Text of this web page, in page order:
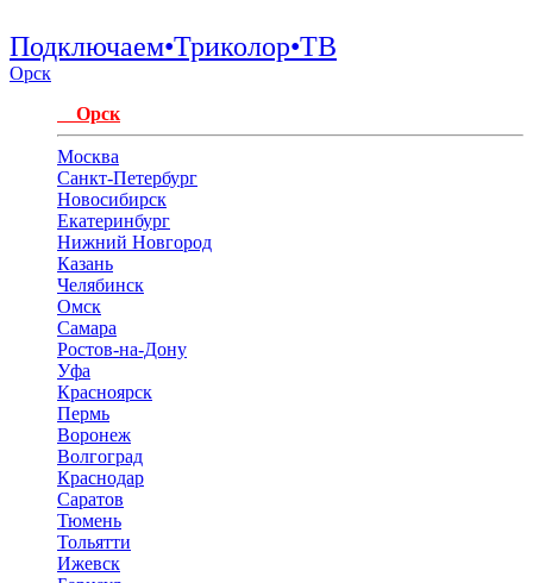
Подключаем•Триколор•ТВ
Орск
Орск
Москва
Санкт-Петербург
Новосибирск
Екатеринбург
Нижний Новгород
Казань
Челябинск
Омск
Самара
Ростов-на-Дону
Уфа
Красноярск
Пермь
Воронеж
Волгоград
Краснодар
Саратов
Тюмень
Тольятти
Ижевск